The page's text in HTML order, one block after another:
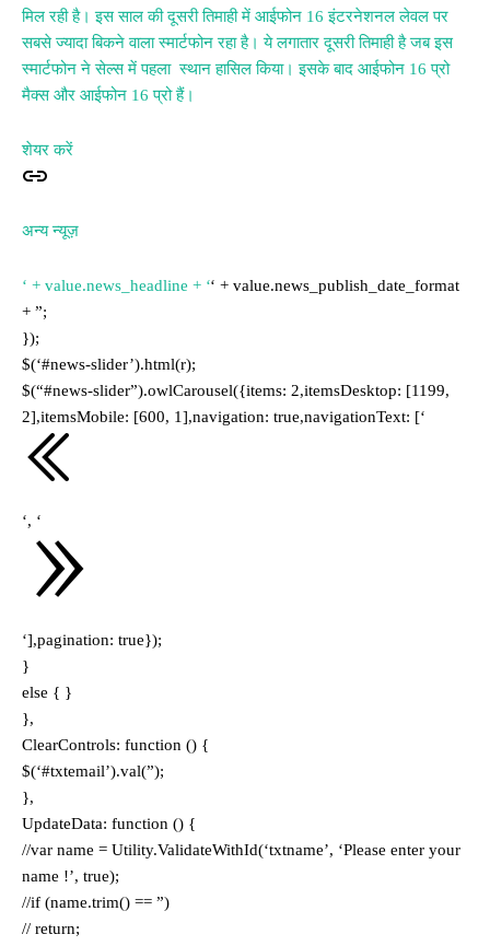
मिल रही है। इस साल की दूसरी तिमाही में आईफोन 16 इंटरनेशनल लेवल पर
सबसे ज्यादा बिकने वाला स्मार्टफोन रहा है। ये लगातार दूसरी तिमाही है जब इस
स्मार्टफोन ने सेल्स में पहला स्थान हासिल किया। इसके बाद आईफोन 16 प्रो
मैक्स और आईफोन 16 प्रो हैं।
शेयर करें
अन्य न्यूज़
‘ + value.news_headline + ‘‘ + value.news_publish_date_format
+ ”;
});
$(‘#news-slider’).html(r);
$(“#news-slider”).owlCarousel({items: 2,itemsDesktop: [1199,
2],itemsMobile: [600, 1],navigation: true,navigationText: [‘
‘, ‘
‘],pagination: true});
}
else { }
},
ClearControls: function () {
$(‘#txtemail’).val(”);
},
UpdateData: function () {
//var name = Utility.ValidateWithId(‘txtname’, ‘Please enter your
name !’, true);
//if (name.trim() == ”)
// return;